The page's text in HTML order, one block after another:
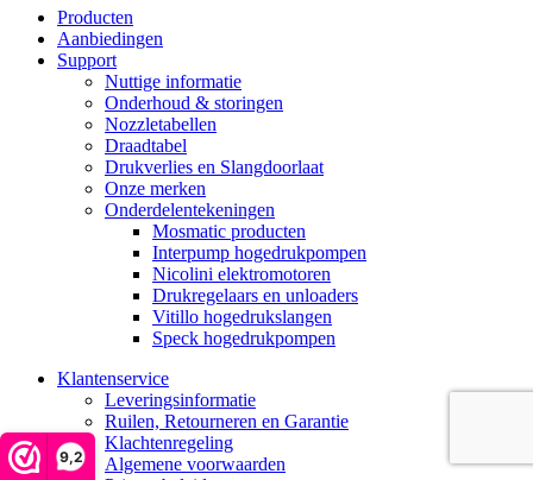
9,2
Producten
Aanbiedingen
Support
Nuttige informatie
Onderhoud & storingen
Nozzletabellen
Draadtabel
Drukverlies en Slangdoorlaat
Onze merken
Onderdelentekeningen
Mosmatic producten
Interpump hogedrukpompen
Nicolini elektromotoren
Drukregelaars en unloaders
Vitillo hogedrukslangen
Speck hogedrukpompen
Klantenservice
Leveringsinformatie
Ruilen, Retourneren en Garantie
Klachtenregeling
Algemene voorwaarden